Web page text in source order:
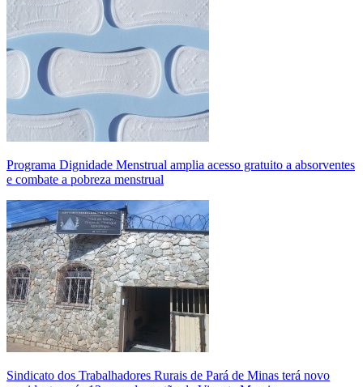
Programa Dignidade Menstrual amplia acesso gratuito a absorventes
e combate a pobreza menstrual
Sindicato dos Trabalhadores Rurais de Pará de Minas terá novo